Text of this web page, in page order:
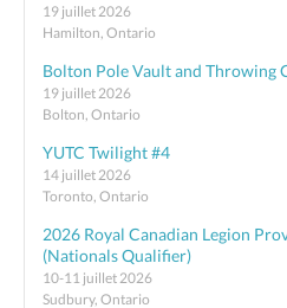
19 juillet 2026
Hamilton, Ontario
Bolton Pole Vault and Throwing
19 juillet 2026
Bolton, Ontario
YUTC Twilight #4
14 juillet 2026
Toronto, Ontario
2026 Royal Canadian Legion
(Nationals Qualifier)
10-11 juillet 2026
Sudbury, Ontario